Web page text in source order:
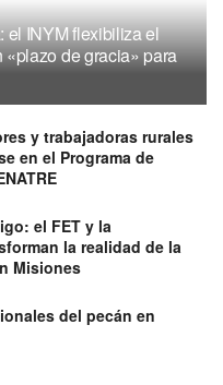
el INYM flexibiliza el
de gracia» para
y trabajadoras rurales
en el Programa de
el FET y la
la realidad de la
Misiones
del pecán en